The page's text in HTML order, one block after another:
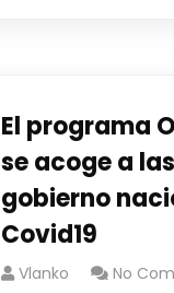
El programa
se acoge a
gobierno
Covid19
Vlanko No